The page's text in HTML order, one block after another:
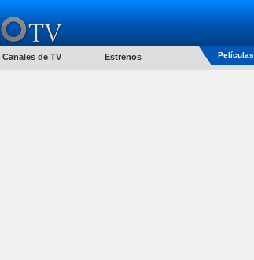
Canales de TV Estrenos Películas